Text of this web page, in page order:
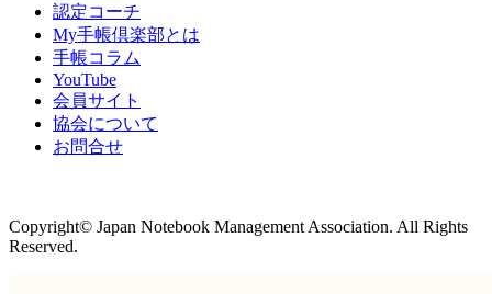
認定コーチ
My手帳倶楽部とは
手帳コラム
YouTube
会員サイト
協会について
お問合せ
Copyright© Japan Notebook Management Association. All Rights
Reserved.